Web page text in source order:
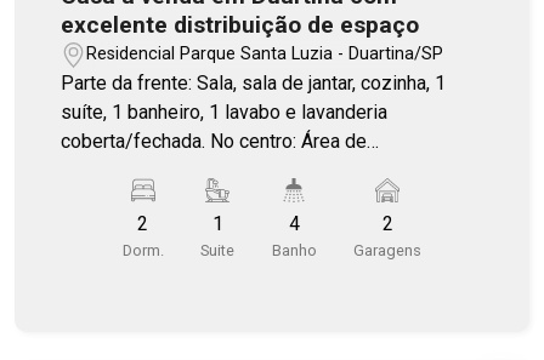
excelente distribuição de espaço
Residencial Parque Santa Luzia - Duartina/SP
Parte da frente: Sala, sala de jantar, cozinha, 1
suíte, 1 banheiro, 1 lavabo e lavanderia
coberta/fechada. No centro: Área de
Garagem coberta para 2 carros, com espaço para
ampliação para um terceiro veículo.
2
Dorm.
1
Suite
4
Banho
2
Garagens